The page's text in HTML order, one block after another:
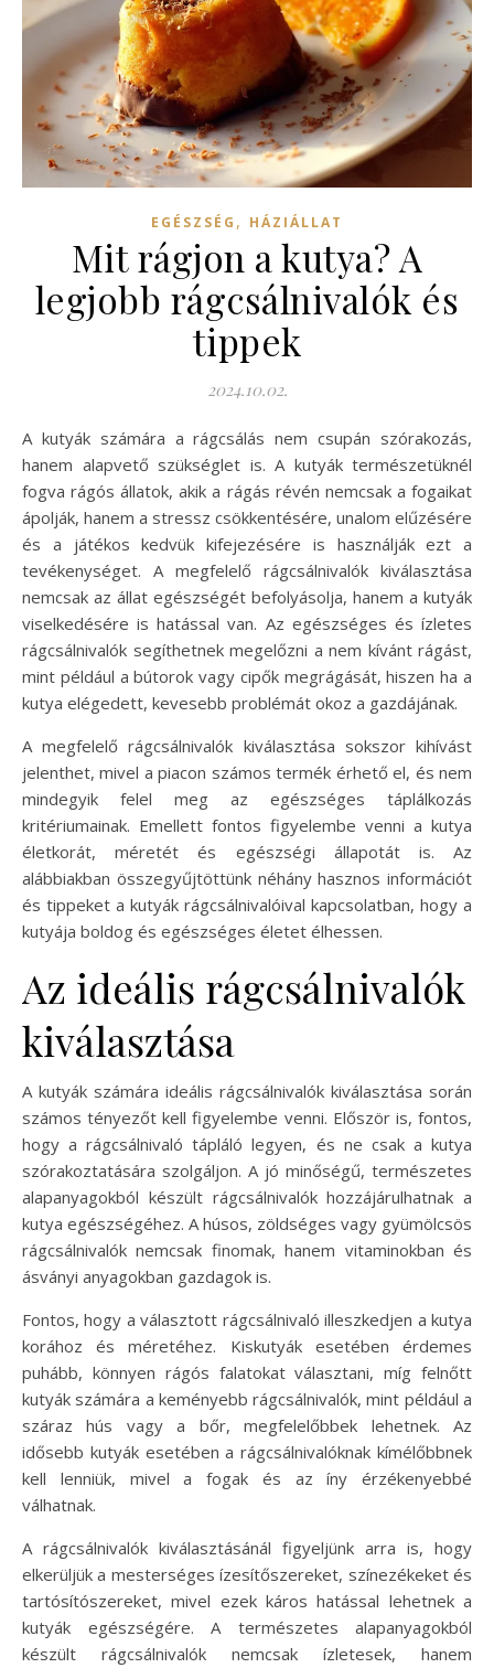
EGÉSZSÉG , HÁZIÁLLAT
Mit rágjon a kutya? A
legjobb rágcsálnivalók és
tippek
2024.10.02.
A kutyák számára a rágcsálás nem csupán szórakozás,
hanem alapvető szükséglet is. A kutyák természetüknél
fogva rágós állatok, akik a rágás révén nemcsak a fogaikat
ápolják, hanem a stressz csökkentésére, unalom elűzésére
és a játékos kedvük kifejezésére is használják ezt a
tevékenységet. A megfelelő rágcsálnivalók kiválasztása
nemcsak az állat egészségét befolyásolja, hanem a kutyák
viselkedésére is hatással van. Az egészséges és ízletes
rágcsálnivalók segíthetnek megelőzni a nem kívánt rágást,
mint például a bútorok vagy cipők megrágását, hiszen ha a
kutya elégedett, kevesebb problémát okoz a gazdájának.
A megfelelő rágcsálnivalók kiválasztása sokszor kihívást
jelenthet, mivel a piacon számos termék érhető el, és nem
mindegyik felel meg az egészséges táplálkozás
kritériumainak. Emellett fontos figyelembe venni a kutya
életkorát, méretét és egészségi állapotát is. Az
alábbiakban összegyűjtöttünk néhány hasznos információt
és tippeket a kutyák rágcsálnivalóival kapcsolatban, hogy a
kutyája boldog és egészséges életet élhessen.
Az ideális rágcsálnivalók
kiválasztása
A kutyák számára ideális rágcsálnivalók kiválasztása során
számos tényezőt kell figyelembe venni. Először is, fontos,
hogy a rágcsálnivaló tápláló legyen, és ne csak a kutya
szórakoztatására szolgáljon. A jó minőségű, természetes
alapanyagokból készült rágcsálnivalók hozzájárulhatnak a
kutya egészségéhez. A húsos, zöldséges vagy gyümölcsös
rágcsálnivalók nemcsak finomak, hanem vitaminokban és
ásványi anyagokban gazdagok is.
Fontos, hogy a választott rágcsálnivaló illeszkedjen a kutya
korához és méretéhez. Kiskutyák esetében érdemes
puhább, könnyen rágós falatokat választani, míg felnőtt
kutyák számára a keményebb rágcsálnivalók, mint például a
száraz hús vagy a bőr, megfelelőbbek lehetnek. Az
idősebb kutyák esetében a rágcsálnivalóknak kímélőbbnek
kell lenniük, mivel a fogak és az íny érzékenyebbé
válhatnak.
A rágcsálnivalók kiválasztásánál figyeljünk arra is, hogy
elkerüljük a mesterséges ízesítőszereket, színezékeket és
tartósítószereket, mivel ezek káros hatással lehetnek a
kutyák egészségére. A természetes alapanyagokból
készült rágcsálnivalók nemcsak ízletesek, hanem